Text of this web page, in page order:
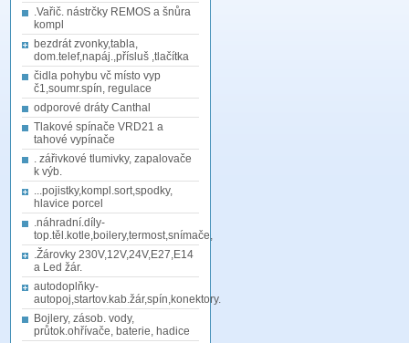
.Vařič. nástrčky REMOS a šnůra
kompl
bezdrát zvonky,tabla,
dom.telef,napáj.,přísluš ,tlačítka
čidla pohybu vč místo vyp
č1,soumr.spín, regulace
odporové dráty Canthal
Tlakové spínače VRD21 a
tahové vypínače
. zářivkové tlumivky, zapalovače
k výb.
...pojistky,kompl.sort,spodky,
hlavice porcel
.náhradní.díly-
top.těl.kotle,boilery,termost,snímače,
.Žárovky 230V,12V,24V,E27,E14
a Led žár.
autodoplňky-
autopoj,startov.kab.žár,spín,konektory.
Bojlery, zásob. vody,
průtok.ohřívače, baterie, hadice